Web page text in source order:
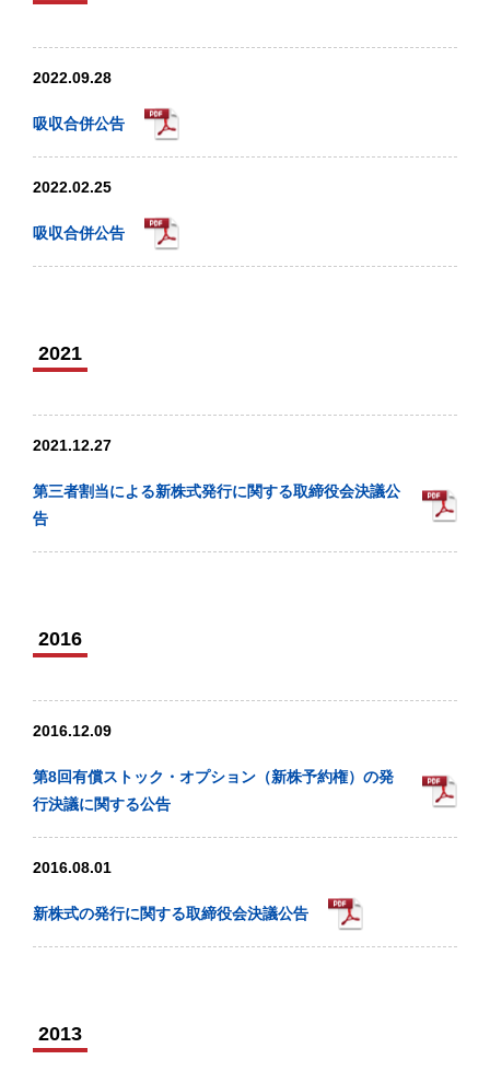
2022.09.28
吸収合併公告
2022.02.25
吸収合併公告
2021
2021.12.27
第三者割当による新株式発行に関する取締役会決議公
告
2016
2016.12.09
第8回有償ストック・オプション（新株予約権）の発
行決議に関する公告
2016.08.01
新株式の発行に関する取締役会決議公告
2013